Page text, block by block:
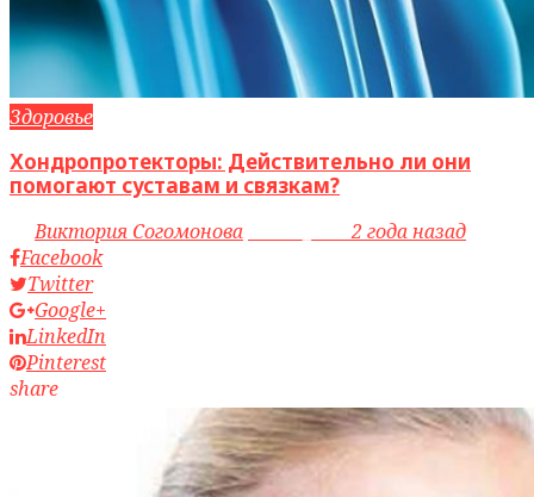
Здоровье
Хондропротекторы: Действительно ли они
помогают суставам и связкам?
byВиктория Согомонова access_time2 года назад
Facebook
Twitter
Google+
LinkedIn
Pinterest
share